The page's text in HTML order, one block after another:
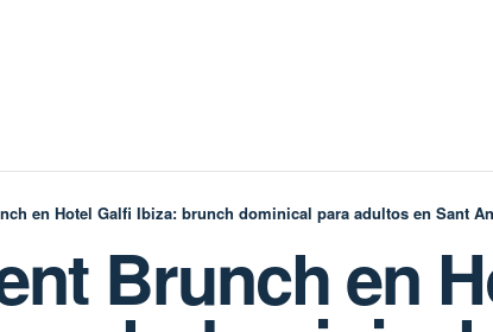
en Hotel Galfi Ibiza: brunch dominical para adultos en Sant
Brunch en